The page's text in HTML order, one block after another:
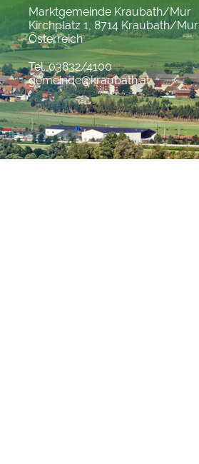
Marktgemeinde Kraubath/Mur
Kirchplatz 1, 8714 Kraubath/Mur
Österreich
Tel. 03832/4100
gemeinde@kraubath.at